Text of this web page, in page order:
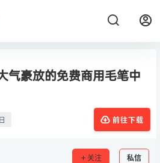
气豪放的免费商用毛笔中
前往下载
关注 私信